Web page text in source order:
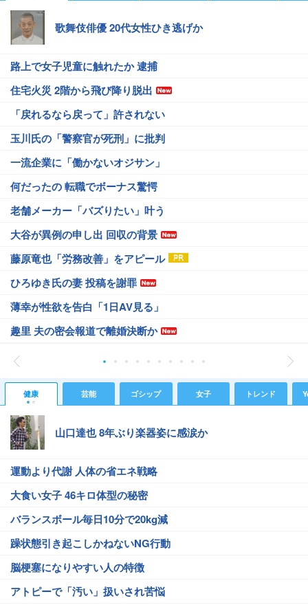
歌舞伎俳優 20代女性ひき逃げか
路上で女子児童に触れたか 逮捕
住宅火災 2階から飛び降り脱出
「戻れるなら戻って」許されない
玉川氏の「警察官が死刑」に批判
一流企業に「働かないオジサン」
何だったの 転職でボーナス驚愕
老舗メーカー「バズりたい」叶う
大谷が異例の申し出 回収の背景
藤原竜也「労務改善」をアピール
ひろゆき氏の妻 投稿を謝罪
薄幸が性欲を告白「1日AV見る」
趣里 夫の密会報道で離婚決断か
健康 芸能 ゴシップ 女子 トレンド
山口達也 8年ぶり楽器姿に感涙か
運動より代謝 人体の省エネ戦略
大食い女子 46キロ体型の秘密
バランスボール毎日10分で20kg減
躁状態引き起こしかねないNG行動
脳梗塞になりやすい人の特徴
アトピーで「汚い」扱いされ苦悩